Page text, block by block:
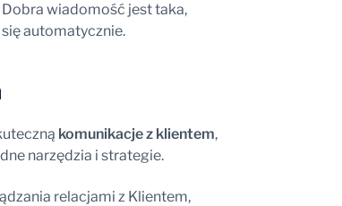
wiadomość jest taka,
automatycznie.
komunikacje z klientem,
narzędzia i strategie.
relacjami z Klientem,